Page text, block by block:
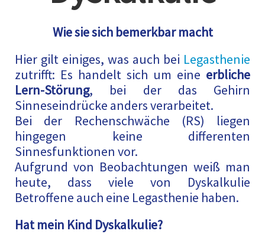
Wie sie sich bemerkbar macht
Hier gilt einiges, was auch bei Legasthenie
zutrifft: Es handelt sich um eine erbliche
Lern-Störung, bei der das Gehirn
Sinneseindrücke anders verarbeitet.
Bei der Rechenschwäche (RS) liegen
hingegen keine differenten
Sinnesfunktionen vor.
Aufgrund von Beobachtungen weiß man
heute, dass viele von Dyskalkulie
Betroffene auch eine Legasthenie haben.
Hat mein Kind Dyskalkulie?